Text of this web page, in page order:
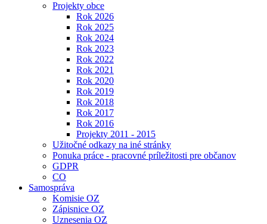
Projekty obce
Rok 2026
Rok 2025
Rok 2024
Rok 2023
Rok 2022
Rok 2021
Rok 2020
Rok 2019
Rok 2018
Rok 2017
Rok 2016
Projekty 2011 - 2015
Užitočné odkazy na iné stránky
Ponuka práce - pracovné príležitosti pre občanov
GDPR
CO
Samospráva
Komisie OZ
Zápisnice OZ
Uznesenia OZ